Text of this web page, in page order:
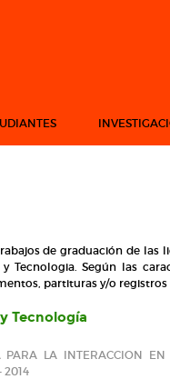
de graduación de las
Tecnologia. Según las
partituras y/o registros
Tecnología
LA INTERACCION EN
2014